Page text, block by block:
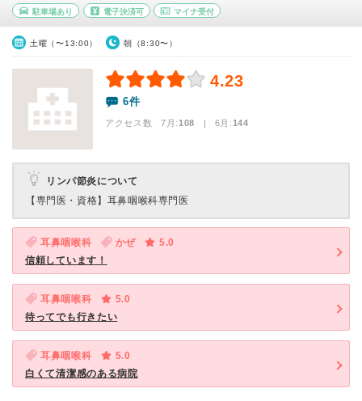
駐車場あり 電子決済可 マイナ受付
土曜（〜13:00） 朝（8:30〜）
4.23
6件
アクセス数 7月:108 | 6月:144
リンパ節炎について
【専門医・資格】 耳鼻咽喉科専門医
耳鼻咽喉科 かぜ
5.0
信頼しています！
耳鼻咽喉科
5.0
待ってでも行きたい
耳鼻咽喉科
5.0
白くて清潔感のある病院